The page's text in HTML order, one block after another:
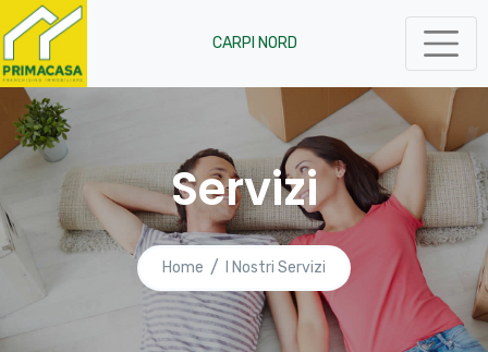
CARPI NORD
Servizi
Home I Nostri Servizi